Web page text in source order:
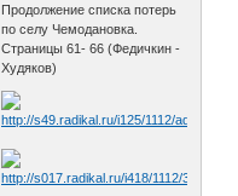
Продолжение списка потерь
по селу Чемодановка.
Страницы 61- 66 (Федичкин -
Худяков)